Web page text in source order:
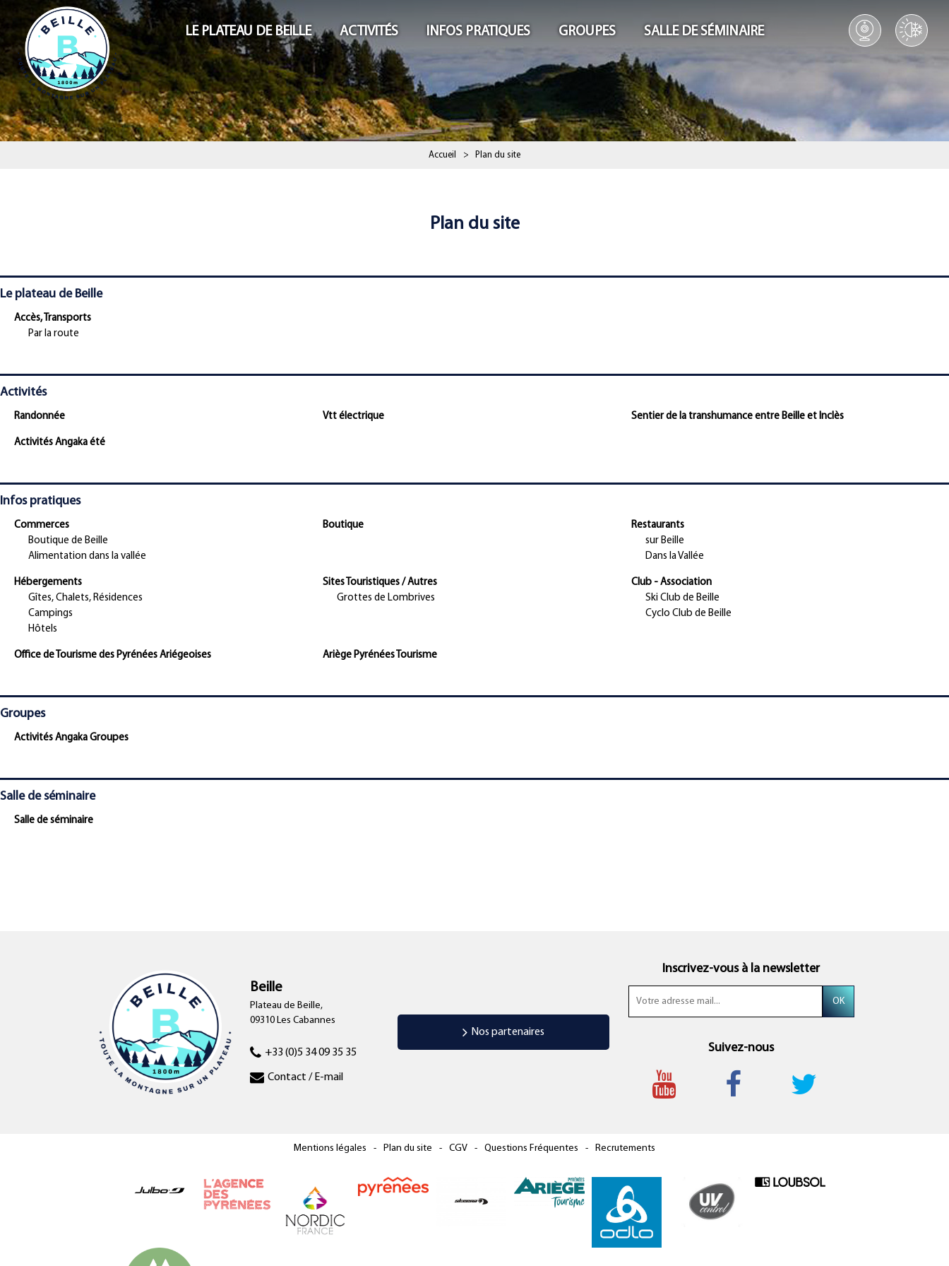
LE PLATEAU DE BEILLE ACTIVITÉS INFOS PRATIQUES GROUPES SALLE DE SÉMINAIRE
Accueil > Plan du site
Plan du site
Le plateau de Beille
Accès, Transports
Par la route
Activités
Randonnée Vtt électrique Sentier de la transhumance entre Beille et Inclès
Activités Angaka été
Infos pratiques
Commerces
Boutique de Beille
Alimentation dans la vallée
Boutique
Restaurants
sur Beille
Dans la Vallée
Hébergements
Gîtes, Chalets, Résidences
Campings
Hôtels
Sites Touristiques / Autres
Grottes de Lombrives
Club - Association
Ski Club de Beille
Cyclo Club de Beille
Office de Tourisme des Pyrénées Ariégeoises Ariège Pyrénées Tourisme
Groupes
Activités Angaka Groupes
Salle de séminaire
Salle de séminaire
Beille
Plateau de Beille,
09310 Les Cabannes
+33 (0)5 34 09 35 35
Contact / E-mail
Nos partenaires
Inscrivez-vous à la newsletter
Suivez-nous
Mentions légales Plan du site CGV Questions Fréquentes Recrutements